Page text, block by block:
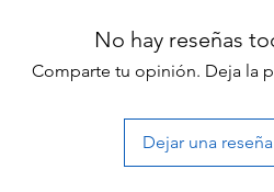
No hay reseñas
Comparte tu opinión. Deja la
Dejar una reseña